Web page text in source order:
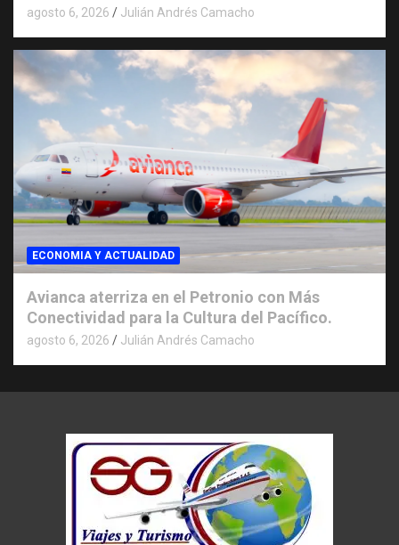
agosto 6, 2026 Julián Andrés Camacho
ECONOMIA Y ACTUALIDAD
Avianca aterriza en el Petronio con Más
Conectividad para la Cultura del Pacífico.
agosto 6, 2026 Julián Andrés Camacho